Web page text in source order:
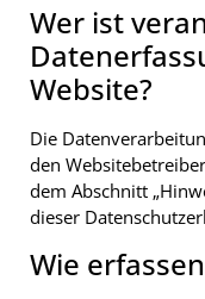
Wer ist
Website?
Die
den
dem Abschnitt
dieser
Wie